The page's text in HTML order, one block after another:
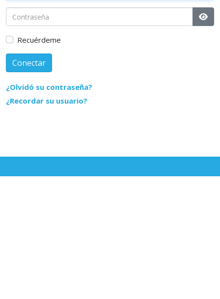
Recuérdeme
Conectar
¿Olvidó su contraseña?
¿Recordar su usuario?